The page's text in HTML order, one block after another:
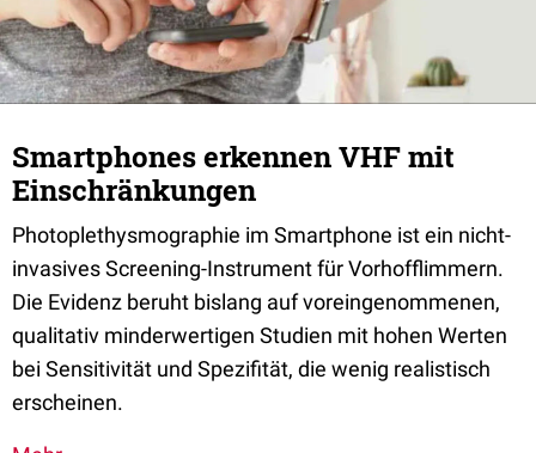
Smartphones erkennen VHF mit
Einschränkungen
Photoplethysmographie im Smartphone ist ein nicht-
invasives Screening-Instrument für Vorhofflimmern.
Die Evidenz beruht bislang auf voreingenommenen,
qualitativ minderwertigen Studien mit hohen Werten
bei Sensitivität und Spezifität, die wenig realistisch
erscheinen.